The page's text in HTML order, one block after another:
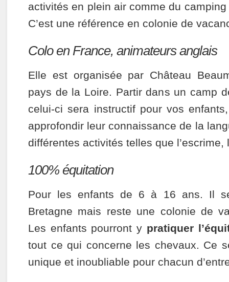
activités en plein air comme du
C’est une référence en colonie de
Colo en France, animateurs anglais
Elle est organisée par Château
pays de la Loire. Partir dans un camp
celui-ci sera instructif pour vos
approfondir leur connaissance de la
différentes activités telles que
100% équitation
Pour les enfants de 6 à 16 ans. Il
Bretagne mais reste une colonie de
Les enfants pourront y pratiquer
tout ce qui concerne les chevaux. Ce
unique et inoubliable pour chacun